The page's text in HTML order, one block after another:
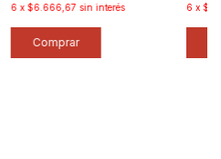
6 x $6.666,67 sin interés
6 x